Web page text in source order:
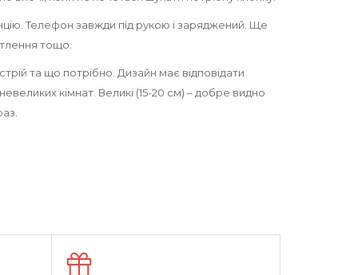
Телефон завжди під рукою і заряджений. Ще
тощо.
та що потрібно. Дизайн має відповідати
кімнат. Великі (15-20 см) – добре видно